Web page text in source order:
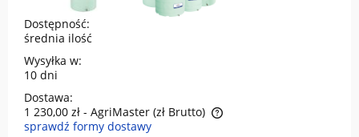
Dostępność:
średnia ilość
Wysyłka w:
10 dni
Dostawa:
1 230,00 zł - AgriMaster (zł Brutto)
Cena nie zawiera ewentualnych kosztów płatności
sprawdź formy dostawy